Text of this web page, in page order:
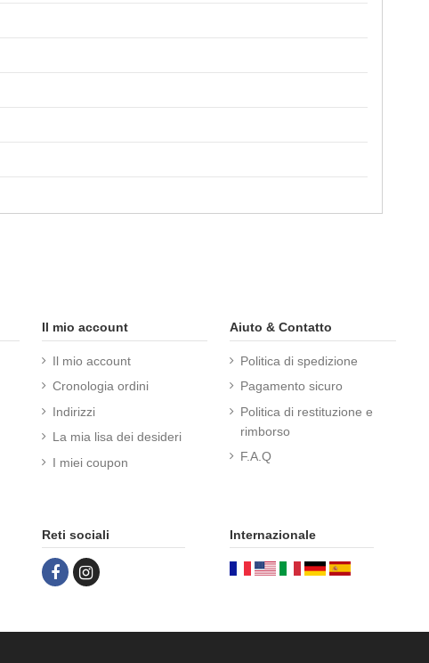
Il mio account
Il mio account
Cronologia ordini
Indirizzi
La mia lisa dei desideri
I miei coupon
Aiuto & Contatto
Politica di spedizione
Pagamento sicuro
Politica di restituzione e
rimborso
F.A.Q
Reti sociali Internazionale